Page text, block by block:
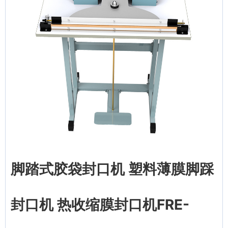
脚踏式胶袋封口机 塑料薄膜脚踩
封口机 热收缩膜封口机FRE-